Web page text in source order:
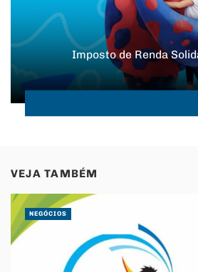
Imposto de Renda
VEJA TAMBÉM
NEGÓCIOS